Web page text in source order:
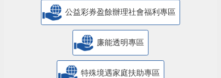
公益彩券盈餘辦理社會福利專區
廉能透明專區
特殊境遇家庭扶助專區